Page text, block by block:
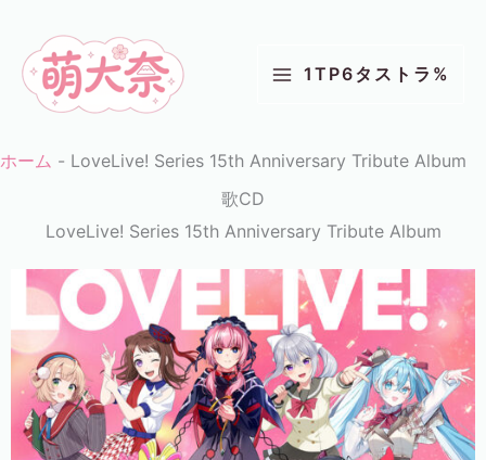
に
1TP6タストラ%
ホーム - LoveLive! Series 15th Anniversary Tribute Album
歌CD
LoveLive! Series 15th Anniversary Tribute Album